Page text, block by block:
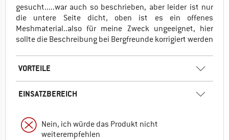
gesucht.....war auch so beschrieben, aber leider ist nur
die untere Seite dicht, oben ist es ein offenes
Meshmaterial..also für meine Zweck ungeeignet, hier
sollte die Beschreibung bei Bergfreunde korrigiert werden
VORTEILE
EINSATZBEREICH
Nein, ich würde das Produkt nicht
weiterempfehlen